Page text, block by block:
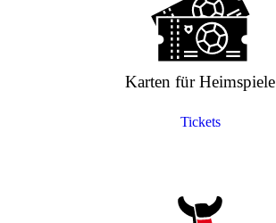
Karten für Heimspiele
Tickets